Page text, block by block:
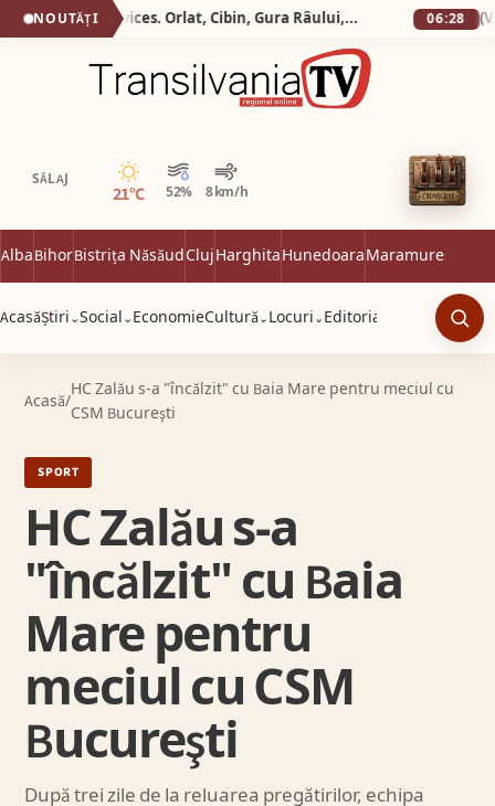
NOUTĂȚI Silva Logistic Services. Orlat, Cibin, Gura Râului, Paltinis, Arena Platos, Iezeru Mare, drumul spre inima Mǎrginimii. 06:28
SĂLAJ
21°C 52% 8 km/h
Senin
AlbaBihorBistrița NăsăudClujHarghitaHunedoaraMaramureș
AcasăȘtiri ⌄Social ⌄ EconomieCultură ⌄ Locuri ⌄ Editorial
Acasă/
HC Zalău s-a "încălzit" cu Baia Mare pentru meciul cu
CSM Bucureşti
SPORT
HC Zalău s-a
"încălzit" cu Baia
Mare pentru
meciul cu CSM
Bucureşti
După trei zile de la reluarea pregătirilor, echipa